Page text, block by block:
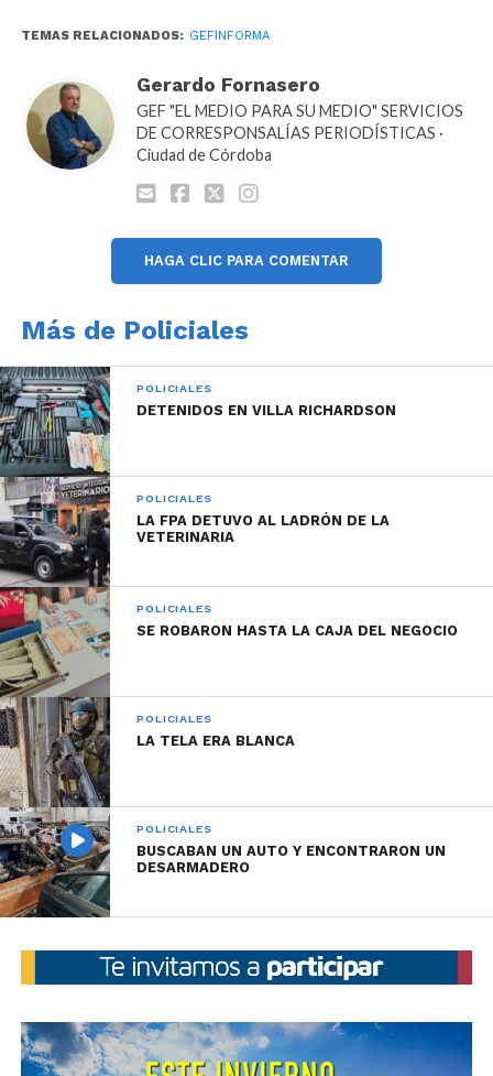
Nacional de Estupefacientes.
TEMAS RELACIONADOS: GEFINFORMA
Gerardo Fornasero
GEF "EL MEDIO PARA SU MEDIO" SERVICIOS
DE CORRESPONSALÍAS PERIODÍSTICAS ·
Ciudad de Córdoba
HAGA CLIC PARA COMENTAR
Más de Policiales
POLICIALES
DETENIDOS EN VILLA RICHARDSON
POLICIALES
LA FPA DETUVO AL LADRÓN DE LA
VETERINARIA
POLICIALES
SE ROBARON HASTA LA CAJA DEL NEGOCIO
POLICIALES
LA TELA ERA BLANCA
POLICIALES
BUSCABAN UN AUTO Y ENCONTRARON UN
DESARMADERO